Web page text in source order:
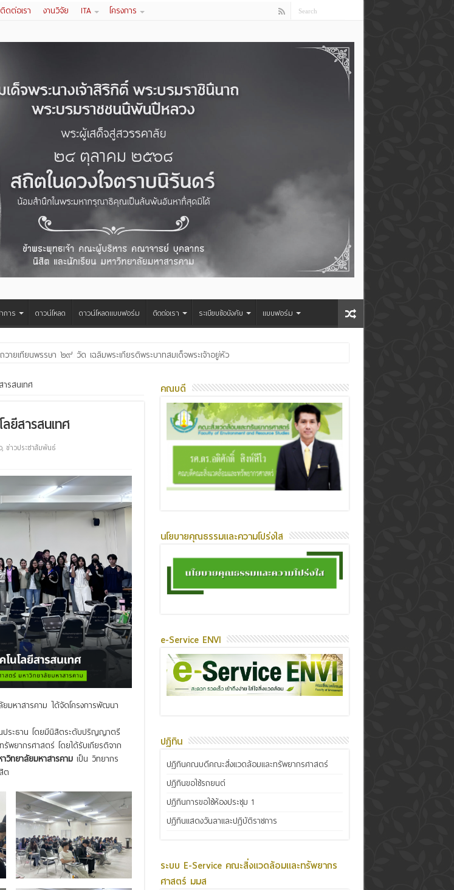
ติดต่อเรา งานวิจัย ITA โครงการ
การ ดาวน์โหลด ดาวน์โหลดแบบฟอร์ม ติดต่อเรา ระเบียบข้อบังคับ แบบฟอร์ม
ณฑิตวิทยาลัย ในโครงการ GRAD MSU ROADSHOW 2026
รสนเทศ
ยีสารสนเทศ
, ข่าวประชาสัมพันธ์
มหาสารคาม ได้จัดโครงการพัฒนา
ระธาน โดยมีนิสิตระดับปริญญาตรี
รัพยากรศาสตร์ โดยได้รับเกียรติจาก
ทยาลัยมหาสารคามเป็น วิทยากร
ต
คณบดี
นโยบายคุณธรรมและความโปร่งใส
e-Service ENVI
ปฏิทิน
ปฏิทินคณบดีคณะสิ่งแวดล้อมและทรัพยากรศาสตร์
ปฏิทินขอใช้รถยนต์
ปฏิทินการขอใช้ห้องประชุม 1
ปฏิทินแสดงวันลาและปฏิบัติราชการ
ระบบ E-Service คณะสิ่งแวดล้อมและทรัพยากร
ศาสตร์ มมส